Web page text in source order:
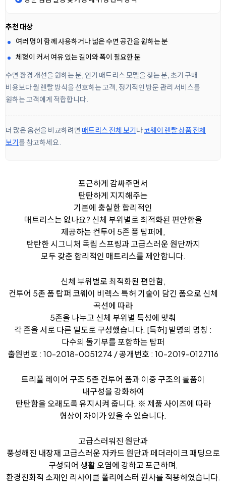
추천 대상
여러 명이 함께 사용하거나 넓은 수면 공간을 원하는 분
체형이 커서 여유 있는 길이와 폭이 필요한 분
수면 환경 개선을 원하는 분, 인기 매트리스 모델을 찾는 분, 초기 구매
비용보다 월 렌탈 방식을 선호하는 고객, 정기적인 방문 관리 서비스를
원하는 고객에게 적합합니다.
더 많은 옵션을 비교하려면 매트리스 전체 보기나코웨이 렌탈 상품 전체
보기를 참고하세요.
포근하게 감싸주면서
탄탄하게 지지해주는
기본에 충실한 합리적인
매트리스는 없나요? 신체 부위별로 최적화된 편안함을
제공하는 컨투어 5존 폼 탑퍼에,
탄탄한 시그니처 독립 스프링과 고급스러운 원단까지
모두 갖춘 합리적인 매트리스를 제안합니다.
신체 부위별로 최적화된 편안함,
컨투어 5존 폼 탑퍼코웨이 비렉스 특허 기술이 담긴 폼으로 신체
곡선에 따라
5존을 나누고 신체 부위별 특성에 맞춰
각 존을 서로 다른 밀도로 구성했습니다. [특허] 발명의 명칭 :
다수의 돌기부를 포함하는 탑퍼
출원번호 : 10-2018-0051274 / 공개번호 : 10-2019-0127116
트리플 레이어 구조 5존 컨투어 폼과 이중 구조의 롤품이
내구성을 강화하여
탄탄함을 오래도록 유지시켜 줍니다. ※ 제품 사이즈에 따라
형상이 차이가 있을 수 있습니다.
고급스러워진 원단과
풍성해진 내장재고급스러운 자카드 원단과 페더라이크 패딩으로
구성되어 생활 오염에 강하고 포근하며,
환경친화적 소재인 리사이클 폴리에스터 원사를 적용하였습니다.